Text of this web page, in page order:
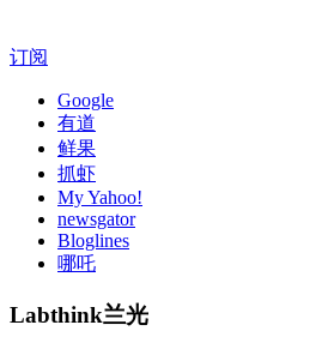
订阅
Google
有道
鲜果
抓虾
My Yahoo!
newsgator
Bloglines
哪吒
Labthink兰光